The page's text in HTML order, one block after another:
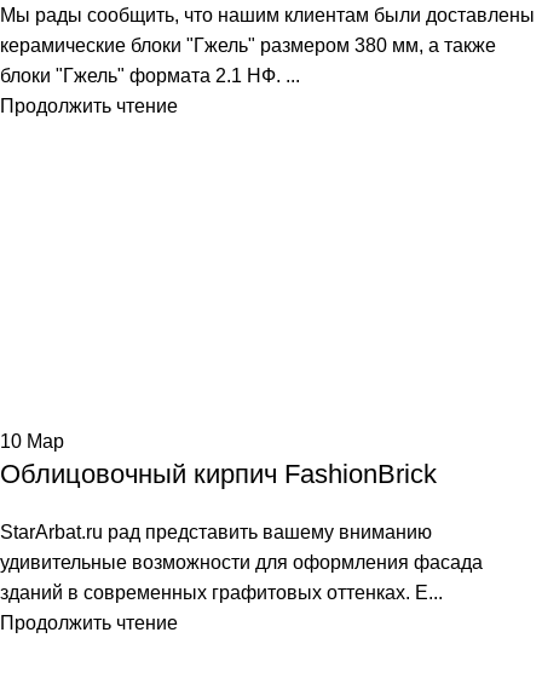
Мы рады сообщить, что нашим клиентам были доставлены
керамические блоки "Гжель" размером 380 мм, а также
блоки "Гжель" формата 2.1 НФ. ...
Продолжить чтение
10 Мар
Облицовочный кирпич FashionBrick
StarArbat.ru рад представить вашему вниманию
удивительные возможности для оформления фасада
зданий в современных графитовых оттенках. Е...
Продолжить чтение